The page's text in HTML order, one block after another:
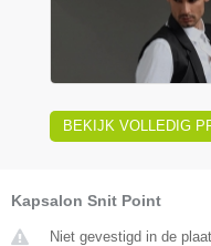
BEKIJK VOLLEDIG
Kapsalon Snit Point
Niet gevestigd in de